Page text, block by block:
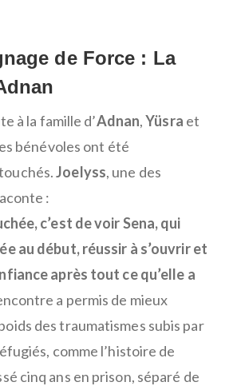
de Force : La
à la famille d’Adnan,Yüsra et
bénévoles ont été
Joelyss, une des
:
c’est de voir Sena, qui
au début, réussir à s’ouvrir et
après tout ce qu’elle a
a permis de mieux
des traumatismes subis par
comme l’histoire de
cinq ans en prison, séparé de